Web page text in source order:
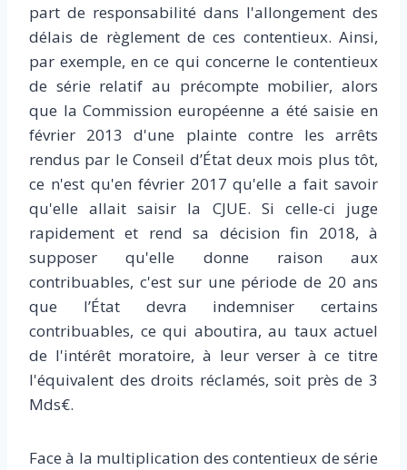
part de responsabilité dans l'allongement des
délais de règlement de ces contentieux. Ainsi,
par exemple, en ce qui concerne le contentieux
de série relatif au précompte mobilier, alors
que la Commission européenne a été saisie en
février 2013 d'une plainte contre les arrêts
rendus par le Conseil d’État deux mois plus tôt,
ce n'est qu'en février 2017 qu'elle a fait savoir
qu'elle allait saisir la CJUE. Si celle-ci juge
rapidement et rend sa décision fin 2018, à
supposer qu'elle donne raison aux
contribuables, c'est sur une période de 20 ans
que l’État devra indemniser certains
contribuables, ce qui aboutira, au taux actuel
de l'intérêt moratoire, à leur verser à ce titre
l'équivalent des droits réclamés, soit près de 3
Mds€.
Face à la multiplication des contentieux de série